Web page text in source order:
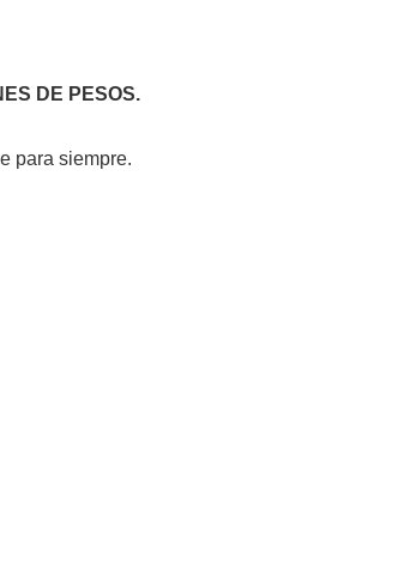
DE PESOS.
para siempre.